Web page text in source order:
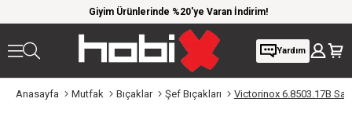
Giyim Ürünlerinde %20'ye Varan İndirim!
Yardım
Anasayfa Mutfak Bıçaklar Şef Bıçakları Victorinox 6.8503.17B